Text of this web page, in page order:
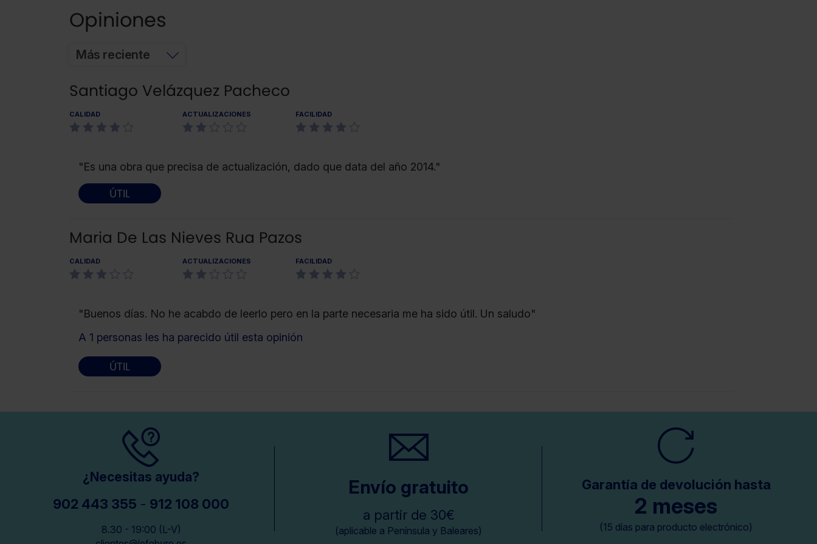
Opiniones
Más reciente
Santiago Velázquez Pacheco
CALIDAD ACTUALIZACIONES FACILIDAD
"Es una obra que precisa de actualización, dado que data del año 2014."
ÚTIL
Maria De Las Nieves Rua Pazos
CALIDAD ACTUALIZACIONES FACILIDAD
"Buenos días. No he acabdo de leerlo pero en la parte necesaria me ha sido útil. Un saludo"
A 1 personas les ha parecido útil esta opinión
ÚTIL
¿Necesitas ayuda?
902 443 355 - 912 108 000
8.30 - 19:00 (L-V)
Envío gratuito
a partir de 30€
(aplicable a Península y Baleares)
Garantía de devolución hasta
2 meses
(15 días para producto electrónico)